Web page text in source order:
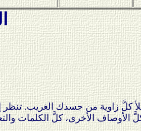
كلَّ زاوية من جسدك الغريب.
الأوصاف الأخرى، كلَّ الكلمات